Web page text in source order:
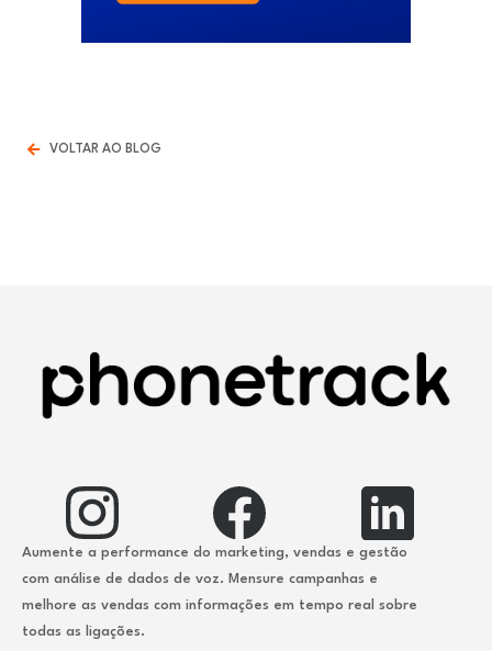
VOLTAR AO BLOG
Aumente a performance do marketing, vendas e gestão
com análise de dados de voz. Mensure campanhas e
melhore as vendas com informações em tempo real sobre
todas as ligações.